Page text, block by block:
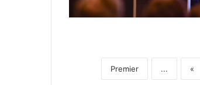
Premier ... «